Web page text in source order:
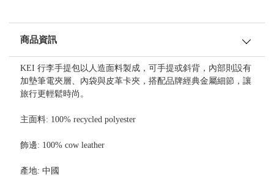
商品資訊
KEI 行李手提包以人造面料製成，可手提或斜背，內部則設有
加墊筆電夾層、內袋與皮革卡夾，搭配品牌經典金屬細節，讓
旅行更輕鬆時尚。
主面料: 100% recycled polyester
飾邊: 100% cow leather
產地: 中國